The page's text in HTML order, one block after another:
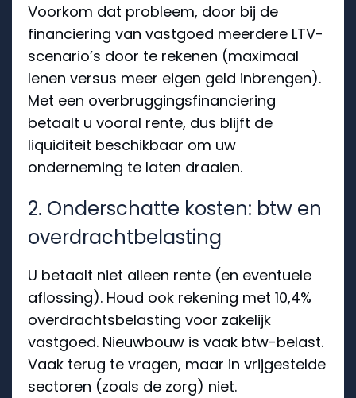
Voorkom dat probleem, door bij de
financiering van vastgoed meerdere LTV-
scenario’s door te rekenen (maximaal
lenen versus meer eigen geld inbrengen).
Met een overbruggingsfinanciering
betaalt u vooral rente, dus blijft de
liquiditeit beschikbaar om uw
onderneming te laten draaien.
2. Onderschatte kosten: btw en
overdrachtbelasting
U betaalt niet alleen rente (en eventuele
aflossing). Houd ook rekening met 10,4%
overdrachtsbelasting voor zakelijk
vastgoed. Nieuwbouw is vaak btw-belast.
Vaak terug te vragen, maar in vrijgestelde
sectoren (zoals de zorg) niet.